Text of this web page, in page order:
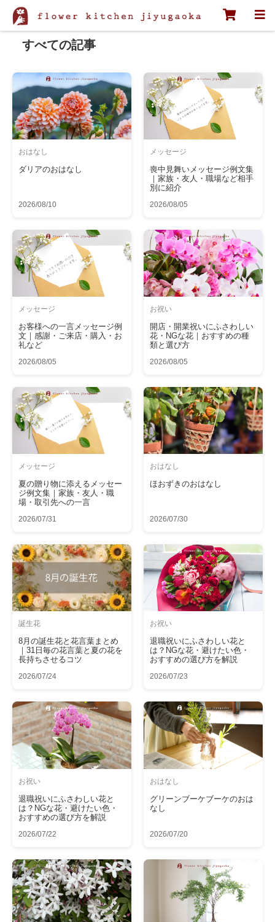
ホーム すべての記事
すべての記事
おはなし
ダリアのおはなし
2026/08/10
メッセージ
喪中見舞いメッセージ例文集
｜家族・友人・職場など相手
別に紹介
2026/08/05
メッセージ
お客様への一言メッセージ例
文｜感謝・ご来店・購入・お
礼など
2026/08/05
お祝い
開店・開業祝いにふさわしい
花・NGな花｜おすすめの種
類と選び方
2026/08/05
メッセージ
夏の贈り物に添えるメッセー
ジ例文集｜家族・友人・職
場・取引先への一言
2026/07/31
おはなし
ほおずきのおはなし
2026/07/30
誕生花
8月の誕生花と花言葉まとめ
｜31日毎の花言葉と夏の花を
長持ちさせるコツ
2026/07/24
お祝い
退職祝いにふさわしい花と
は？NGな花・避けたい色・
おすすめの選び方を解説
2026/07/23
お祝い
退職祝いにふさわしい花と
は？NGな花・避けたい色・
おすすめの選び方を解説
2026/07/22
おはなし
グリーンブーケブーケのおは
なし
2026/07/20